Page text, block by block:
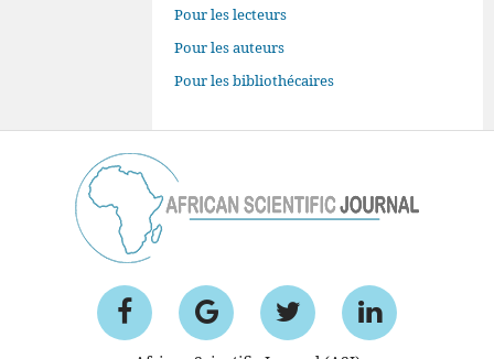
Pour les lecteurs
Pour les auteurs
Pour les bibliothécaires